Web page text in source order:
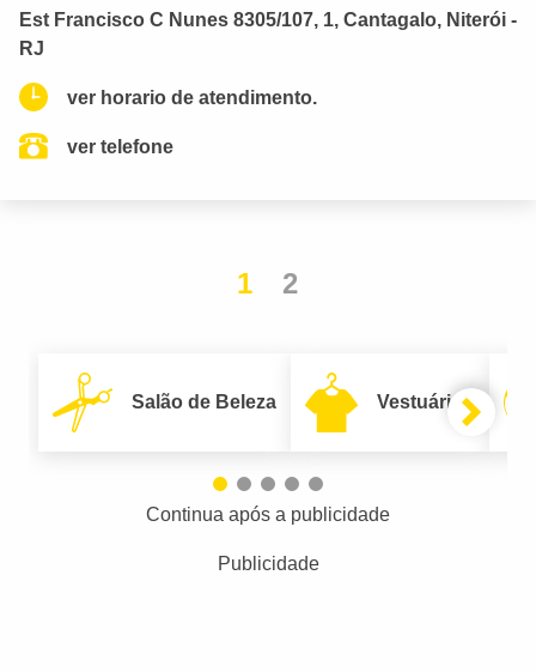
Est Francisco C Nunes 8305/107, 1, Cantagalo, Niterói -
RJ
ver horario de atendimento.
ver telefone
1 2
Salão de Beleza Vestuário
Continua após a publicidade
Publicidade